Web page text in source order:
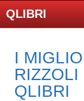
QLIBRI
I
RIZZOLI
QLIBRI